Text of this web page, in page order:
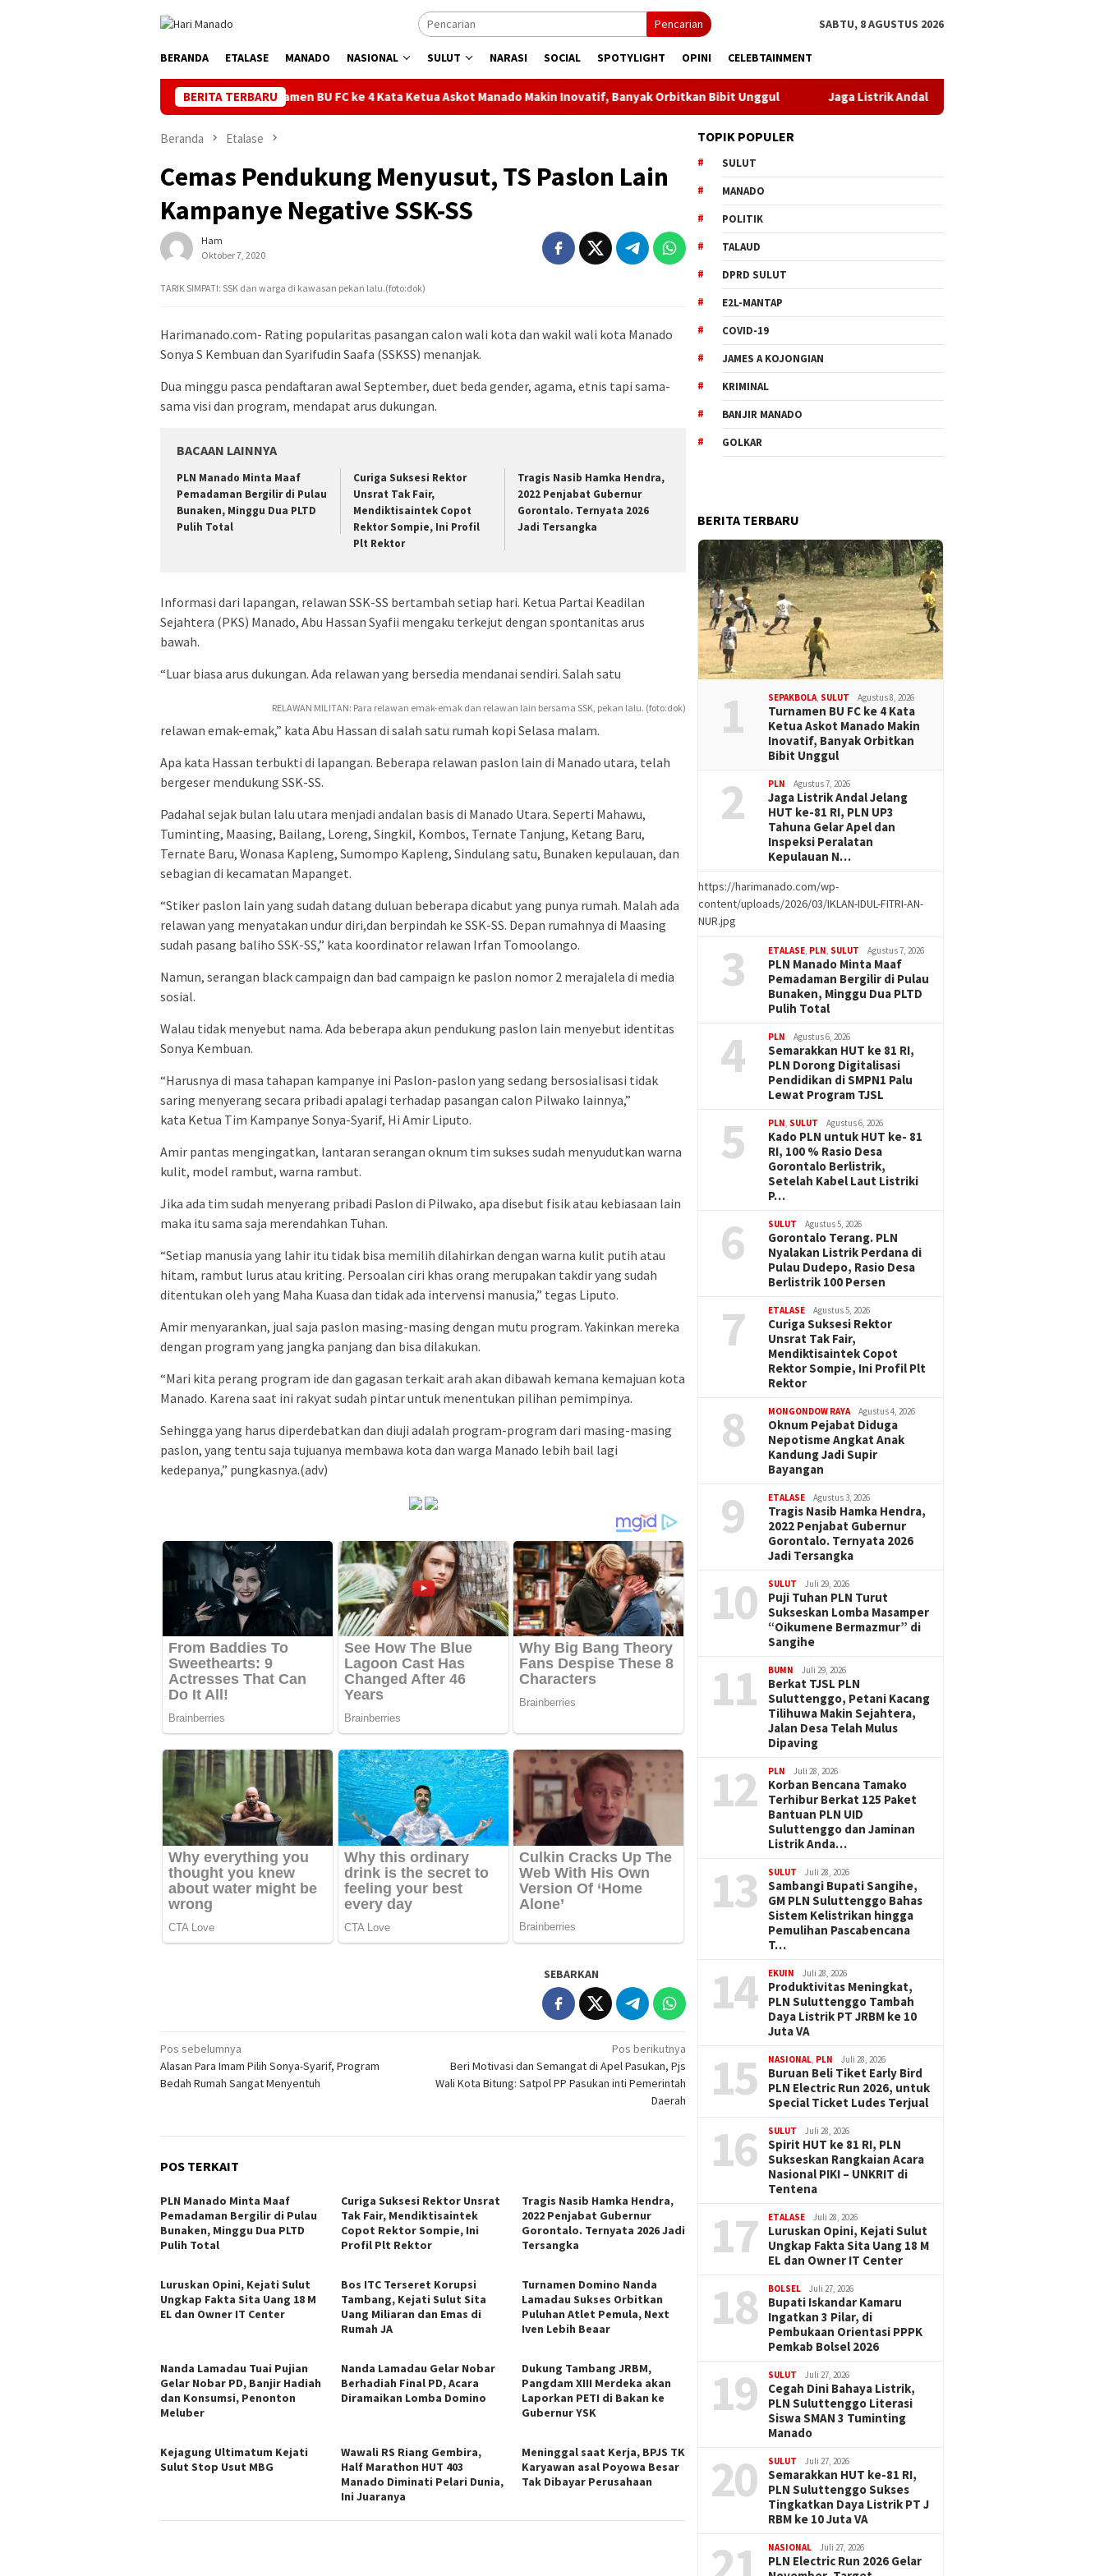
Pencarian SABTU, 8 AGUSTUS 2026
BERANDA ETALASE MANADO NASIONAL SULUT NARASI SOCIAL SPOTYLIGHT OPINI CELEBTAINMENT
BERITA TERBARU
Turnamen BU FC ke 4 Kata Ketua Askot Manado Makin Inovatif, Banyak Orbitkan Bibit Unggul Jaga Listrik Andal Jelang HUT ke-81 RI, PLN UP3 Tahuna Gelar
Beranda Etalase
Cemas Pendukung Menyusut, TS Paslon Lain
Kampanye Negative SSK-SS
Ham
Oktober 7, 2020
TARIK SIMPATI: SSK dan warga di kawasan pekan lalu.(foto:dok)
Harimanado.com- Rating popularitas pasangan calon wali kota dan wakil wali kota Manado
Sonya S Kembuan dan Syarifudin Saafa (SSKSS) menanjak.
Dua minggu pasca pendaftaran awal September, duet beda gender, agama, etnis tapi sama-
sama visi dan program, mendapat arus dukungan.
BACAAN LAINNYA
PLN Manado Minta Maaf
Pemadaman Bergilir di Pulau
Bunaken, Minggu Dua PLTD
Pulih Total
Curiga Suksesi Rektor
Unsrat Tak Fair,
Mendiktisaintek Copot
Rektor Sompie, Ini Profil
Plt Rektor
Tragis Nasib Hamka Hendra,
2022 Penjabat Gubernur
Gorontalo. Ternyata 2026
Jadi Tersangka
Informasi dari lapangan, relawan SSK-SS bertambah setiap hari. Ketua Partai Keadilan
Sejahtera (PKS) Manado, Abu Hassan Syafii mengaku terkejut dengan spontanitas arus
bawah.
“Luar biasa arus dukungan. Ada relawan yang bersedia mendanai sendiri. Salah satu
RELAWAN MILITAN: Para relawan emak-emak dan relawan lain bersama SSK, pekan lalu. (foto:dok)
relawan emak-emak,” kata Abu Hassan di salah satu rumah kopi Selasa malam.
Apa kata Hassan terbukti di lapangan. Beberapa relawan paslon lain di Manado utara, telah
bergeser mendukung SSK-SS.
Padahal sejak bulan lalu utara menjadi andalan basis di Manado Utara. Seperti Mahawu,
Tuminting, Maasing, Bailang, Loreng, Singkil, Kombos, Ternate Tanjung, Ketang Baru,
Ternate Baru, Wonasa Kapleng, Sumompo Kapleng, Sindulang satu, Bunaken kepulauan, dan
sebagian di kecamatan Mapanget.
“Stiker paslon lain yang sudah datang duluan beberapa dicabut yang punya rumah. Malah ada
relawan yang menyatakan undur diri,dan berpindah ke SSK-SS. Depan rumahnya di Maasing
sudah pasang baliho SSK-SS,” kata koordinator relawan Irfan Tomoolango.
Namun, serangan black campaign dan bad campaign ke paslon nomor 2 merajalela di media
sosial.
Walau tidak menyebut nama. Ada beberapa akun pendukung paslon lain menyebut identitas
Sonya Kembuan.
“Harusnya di masa tahapan kampanye ini Paslon-paslon yang sedang bersosialisasi tidak
saring menyerang secara pribadi apalagi terhadap pasangan calon Pilwako lainnya,”
kata Ketua Tim Kampanye Sonya-Syarif, Hi Amir Liputo.
Amir pantas mengingatkan, lantaran serangan oknum tim sukses sudah menyudutkan warna
kulit, model rambut, warna rambut.
Jika ada tim sudah menyerang pribadi Paslon di Pilwako, apa disebut fisik atau kebiasaan lain
maka itu sama saja merendahkan Tuhan.
“Setiap manusia yang lahir itu tidak bisa memilih dilahirkan dengan warna kulit putih atau
hitam, rambut lurus atau kriting. Persoalan ciri khas orang merupakan takdir yang sudah
ditentukan oleh yang Maha Kuasa dan tidak ada intervensi manusia,” tegas Liputo.
Amir menyarankan, jual saja paslon masing-masing dengan mutu program. Yakinkan mereka
dengan program yang jangka panjang dan bisa dilakukan.
“Mari kita perang program ide dan gagasan terkait arah akan dibawah kemana kemajuan kota
Manado. Karena saat ini rakyat sudah pintar untuk menentukan pilihan pemimpinya.
Sehingga yang harus diperdebatkan dan diuji adalah program-program dari masing-masing
paslon, yang tentu saja tujuanya membawa kota dan warga Manado lebih bail lagi
kedepanya,” pungkasnya.(adv)
SEBARKAN
Navigasi
pos
Pos sebelumnya
Alasan Para Imam Pilih Sonya-Syarif, Program
Bedah Rumah Sangat Menyentuh
Pos berikutnya
Beri Motivasi dan Semangat di Apel Pasukan, Pjs
Wali Kota Bitung: Satpol PP Pasukan inti Pemerintah
Daerah
POS TERKAIT
PLN Manado Minta Maaf
Pemadaman Bergilir di Pulau
Bunaken, Minggu Dua PLTD
Pulih Total
Curiga Suksesi Rektor Unsrat
Tak Fair, Mendiktisaintek
Copot Rektor Sompie, Ini
Profil Plt Rektor
Tragis Nasib Hamka Hendra,
2022 Penjabat Gubernur
Gorontalo. Ternyata 2026 Jadi
Tersangka
Luruskan Opini, Kejati Sulut
Ungkap Fakta Sita Uang 18 M
EL dan Owner IT Center
Bos ITC Terseret Korupsi
Tambang, Kejati Sulut Sita
Uang Miliaran dan Emas di
Rumah JA
Turnamen Domino Nanda
Lamadau Sukses Orbitkan
Puluhan Atlet Pemula, Next
Iven Lebih Beaar
Nanda Lamadau Tuai Pujian
Gelar Nobar PD, Banjir Hadiah
dan Konsumsi, Penonton
Meluber
Nanda Lamadau Gelar Nobar
Berhadiah Final PD, Acara
Diramaikan Lomba Domino
Dukung Tambang JRBM,
Pangdam XIII Merdeka akan
Laporkan PETI di Bakan ke
Gubernur YSK
Kejagung Ultimatum Kejati
Sulut Stop Usut MBG
Wawali RS Riang Gembira,
Half Marathon HUT 403
Manado Diminati Pelari Dunia,
Ini Juaranya
Meninggal saat Kerja, BPJS TK
Karyawan asal Poyowa Besar
Tak Dibayar Perusahaan
TOPIK POPULER
SULUT
MANADO
POLITIK
TALAUD
DPRD SULUT
E2L-MANTAP
COVID-19
JAMES A KOJONGIAN
KRIMINAL
BANJIR MANADO
GOLKAR
BERITA TERBARU
1 SEPAKBOLA SULUT Agustus 8, 2026
Turnamen BU FC ke 4 Kata
Ketua Askot Manado Makin
Inovatif, Banyak Orbitkan
Bibit Unggul
2 PLN Agustus 7, 2026
Jaga Listrik Andal Jelang
HUT ke-81 RI, PLN UP3
Tahuna Gelar Apel dan
Inspeksi Peralatan
Kepulauan N…
https://harimanado.com/wp-
content/uploads/2026/03/IKLAN-IDUL-FITRI-AN-
NUR.jpg
3 ETALASE PLN SULUT Agustus 7, 2026
PLN Manado Minta Maaf
Pemadaman Bergilir di Pulau
Bunaken, Minggu Dua PLTD
Pulih Total
4 PLN Agustus 6, 2026
Semarakkan HUT ke 81 RI,
PLN Dorong Digitalisasi
Pendidikan di SMPN1 Palu
Lewat Program TJSL
5 PLN SULUT Agustus 6, 2026
Kado PLN untuk HUT ke- 81
RI, 100 % Rasio Desa
Gorontalo Berlistrik,
Setelah Kabel Laut Listriki
P…
6 SULUT Agustus 5, 2026
Gorontalo Terang. PLN
Nyalakan Listrik Perdana di
Pulau Dudepo, Rasio Desa
Berlistrik 100 Persen
7 ETALASE Agustus 5, 2026
Curiga Suksesi Rektor
Unsrat Tak Fair,
Mendiktisaintek Copot
Rektor Sompie, Ini Profil Plt
Rektor
8 MONGONDOW RAYA Agustus 4, 2026
Oknum Pejabat Diduga
Nepotisme Angkat Anak
Kandung Jadi Supir
Bayangan
9 ETALASE Agustus 3, 2026
Tragis Nasib Hamka Hendra,
2022 Penjabat Gubernur
Gorontalo. Ternyata 2026
Jadi Tersangka
10 SULUT Juli 29, 2026
Puji Tuhan PLN Turut
Sukseskan Lomba Masamper
“Oikumene Bermazmur” di
Sangihe
11 BUMN Juli 29, 2026
Berkat TJSL PLN
Suluttenggo, Petani Kacang
Tilihuwa Makin Sejahtera,
Jalan Desa Telah Mulus
Dipaving
12 PLN Juli 28, 2026
Korban Bencana Tamako
Terhibur Berkat 125 Paket
Bantuan PLN UID
Suluttenggo dan Jaminan
Listrik Anda…
13 SULUT Juli 28, 2026
Sambangi Bupati Sangihe,
GM PLN Suluttenggo Bahas
Sistem Kelistrikan hingga
Pemulihan Pascabencana
T…
14 EKUIN Juli 28, 2026
Produktivitas Meningkat,
PLN Suluttenggo Tambah
Daya Listrik PT JRBM ke 10
Juta VA
15 NASIONAL PLN Juli 28, 2026
Buruan Beli Tiket Early Bird
PLN Electric Run 2026, untuk
Special Ticket Ludes Terjual
16 SULUT Juli 28, 2026
Spirit HUT ke 81 RI, PLN
Sukseskan Rangkaian Acara
Nasional PIKI – UNKRIT di
Tentena
17 ETALASE Juli 28, 2026
Luruskan Opini, Kejati Sulut
Ungkap Fakta Sita Uang 18 M
EL dan Owner IT Center
18 BOLSEL Juli 27, 2026
Bupati Iskandar Kamaru
Ingatkan 3 Pilar, di
Pembukaan Orientasi PPPK
Pemkab Bolsel 2026
19 SULUT Juli 27, 2026
Cegah Dini Bahaya Listrik,
PLN Suluttenggo Literasi
Siswa SMAN 3 Tuminting
Manado
20 SULUT Juli 27, 2026
Semarakkan HUT ke-81 RI,
PLN Suluttenggo Sukses
Tingkatkan Daya Listrik PT J
RBM ke 10 Juta VA
NASIONAL Juli 27, 2026
PLN Electric Run 2026 Gelar